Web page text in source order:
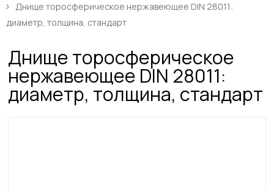
Днище торосферическое нержавеющее DIN 28011:
диаметр, толщина, стандарт
Днище торосферическое
нержавеющее DIN 28011:
диаметр, толщина, стандарт